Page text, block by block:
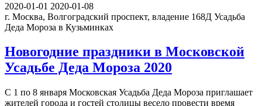
2020-01-01 2020-01-08
г. Москва, Волгоградский проспект, владение 168Д Усадьба
Деда Мороза в Кузьминках
Новогодние праздники в Московской
Усадьбе Деда Мороза 2020
С 1 по 8 января Московская Усадьба Деда Мороза приглашает
жителей города и гостей столицы весело провести время